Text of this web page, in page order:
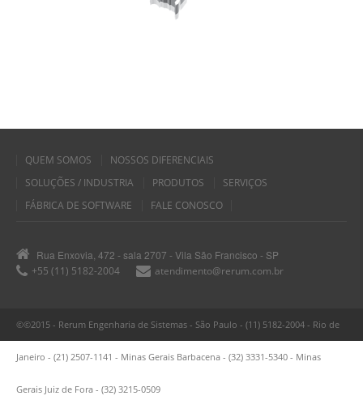
QUEM SOMOS
NOSSOS DIFERENCIAIS
SOLUÇÕES / INDUSTRIA
PRODUTOS
SERVIÇOS
FÁBRICA DE SOFTWARE
FALE CONOSCO
Rua Enxovia, 472 - sala 2707 - Vila São Francisco - SP
+55 (11) 5182-2004
atendimento@rerum.com.br
©©2015 - Rerum Engenharia de Sistemas - São Paulo - (11) 5182-2004 - Rio de
Janeiro - (21) 2507-1141 - Minas Gerais Barbacena - (32) 3331-5340 - Minas
Gerais Juiz de Fora - (32) 3215-0509